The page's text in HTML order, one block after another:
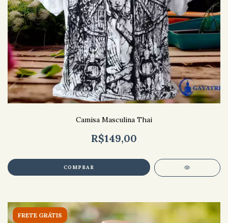
Camisa Masculina Thai
R$149,00
COMPRAR
FRETE GRÁTIS